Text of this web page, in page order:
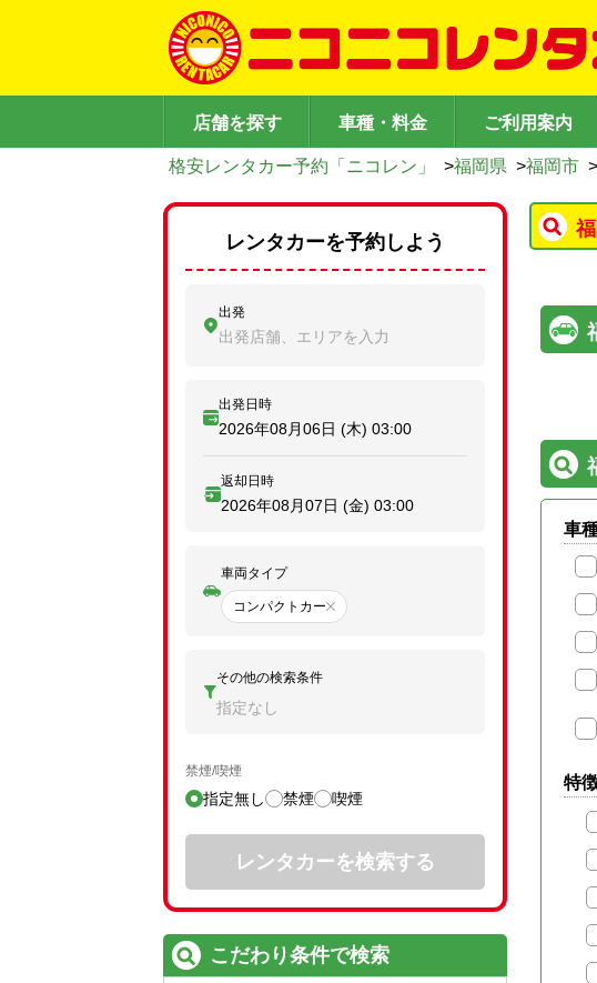
店舗を探す 車種・料金 ご利用案内
格安レンタカー予約「ニコレン」 >福岡県 >福岡市 >
車
特
レンタカーを予約しよう
出発
出発店舗、エリアを入力
出発日時
2026年08月06日 (木) 03:00
返却日時
2026年08月07日 (金) 03:00
車両タイプ
コンパクトカー
その他の検索条件
指定なし
禁煙/喫煙
指定無し 禁煙 喫煙
レンタカーを検索する
こだわり条件で検索